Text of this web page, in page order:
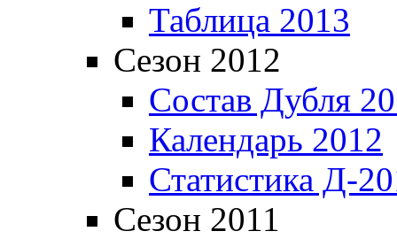
Таблица 2013
Сезон 2012
Состав Дубля
Календарь 2012
Статистика Д-
Сезон 2011